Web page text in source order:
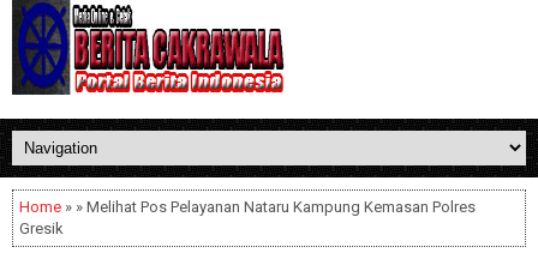
Home » » Melihat Pos Pelayanan Nataru Kampung Kemasan Polres
Gresik